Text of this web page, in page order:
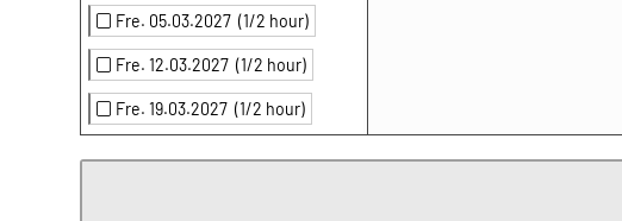
Fre. 05.03.2027 (1/2 hour)
Fre. 12.03.2027 (1/2 hour)
Fre. 19.03.2027 (1/2 hour)